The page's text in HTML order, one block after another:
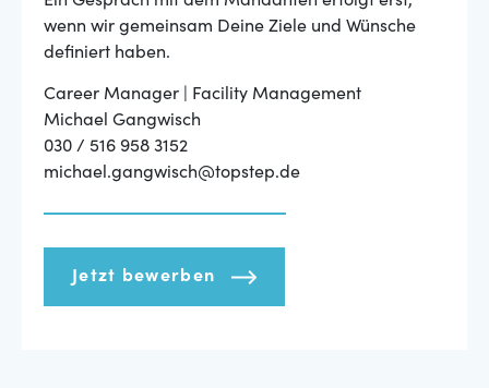
wenn wir gemeinsam Deine Ziele und Wünsche
definiert haben.
Career Manager | Facility Management
Michael Gangwisch
030 / 516 958 3152
michael.gangwisch@topstep.de
Jetzt bewerben